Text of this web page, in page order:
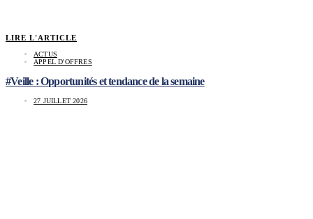
LIRE L'ARTICLE
ACTUS
APPEL D'OFFRES
#Veille : Opportunités et tendance de la semaine
27 JUILLET 2026